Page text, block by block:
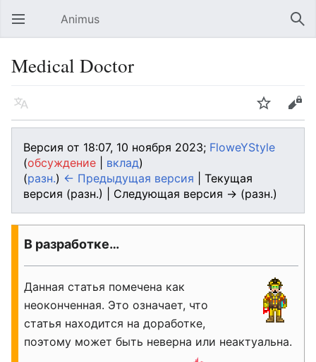
Открыть главное меню Animus
Medical Doctor
Язык Следить
Версия от 18:07, 10 ноября 2023; FloweYStyle
(обсуждение вклад)
(разн.) ← Предыдущая версия | Текущая
версия (разн.) | Следующая версия → (разн.)
В разработке…
Данная статья помечена как
неоконченная. Это означает, что
статья находится на доработке,
поэтому может быть неверна или неактуальна.